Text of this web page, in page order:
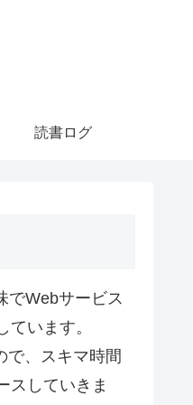
読書ログ
でWebサービス
います。
で、スキマ時間
スしていきま